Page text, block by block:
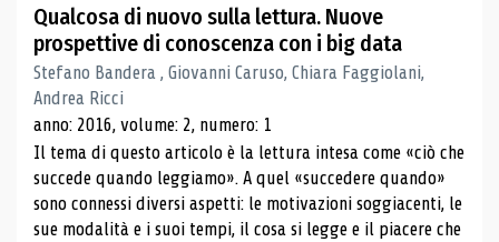
Qualcosa di nuovo sulla lettura. Nuove
prospettive di conoscenza con i big data
Stefano Bandera , Giovanni Caruso, Chiara Faggiolani,
Andrea Ricci
anno: 2016, volume: 2, numero: 1
Il tema di questo articolo è la lettura intesa come «ciò che
succede quando leggiamo». A quel «succedere quando»
sono connessi diversi aspetti: le motivazioni soggiacenti, le
sue modalità e i suoi tempi, il cosa si legge e il piacere che